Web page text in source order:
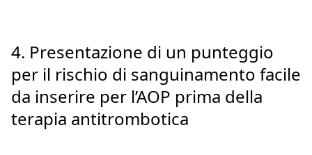
4. Presentazione di un punteggio
per il rischio di sanguinamento facile
da inserire per l’AOP prima della
terapia antitrombotica